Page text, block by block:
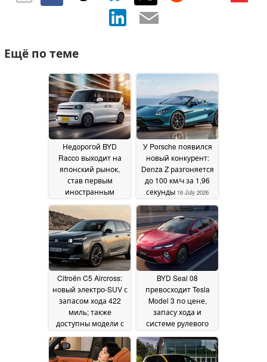
Ещё по теме
Недорогой BYD
Racco выходит на
японский рынок,
став первым
иностранным
электромобилем
класса «кей»
2026
У Porsche появился
новый конкурент:
Denza Z разгоняется
до 100 км/ч за 1,96
секунды 16 July 2026
Citroën C5 Aircross:
новый электро-SUV с
запасом хода 422
миль; также
доступны модели с
гибридной силовой
установкой и
подключаемым
BYD Seal 08
превосходит Tesla
Model 3 по цене,
запасу хода и
системе рулевого
управления
задними колесами 03
July 2026